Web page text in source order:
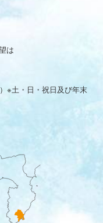
は
※土・日・祝日及び年末